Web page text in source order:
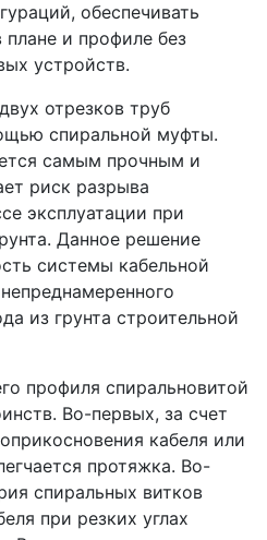
обеспечивать
плане и профиле без
устройств.
отрезков труб
спиральной муфты.
самым прочным и
риск разрыва
эксплуатации при
Данное решение
системы кабельной
из грунта строительной
профиля спиральновитой
Во-первых, за счет
кабеля или
протяжка. Во-
спиральных витков
при резких углах